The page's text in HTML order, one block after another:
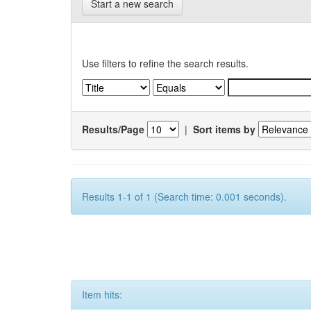
Start a new search
Use filters to refine the search results.
Results/Page | Sort items by
Results 1-1 of 1 (Search time: 0.001 seconds).
Item hits: